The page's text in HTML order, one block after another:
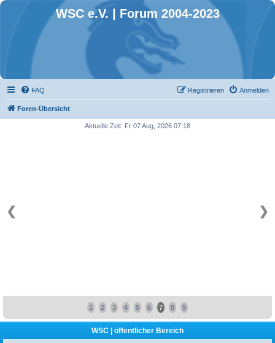
WSC e.V. | Forum 2004-2023
FAQ Anmelden
Registrieren
Foren-Übersicht
Aktuelle Zeit: Fr 07 Aug, 2026 07:18
❮ ❯
1 2 3 4 5 6 7 8 9
WSC | öffentlicher Bereich